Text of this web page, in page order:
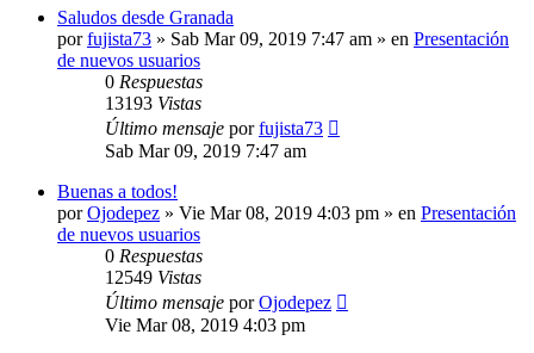
Saludos desde Granada
porfujista73 » Sab Mar 09, 2019 7:47 am » en Presentación
de nuevos usuarios
0 Respuestas
13193 Vistas
Último mensaje porfujista73
Sab Mar 09, 2019 7:47 am
Buenas a todos!
porOjodepez » Vie Mar 08, 2019 4:03 pm » en Presentación
de nuevos usuarios
0 Respuestas
12549 Vistas
Último mensaje porOjodepez
Vie Mar 08, 2019 4:03 pm